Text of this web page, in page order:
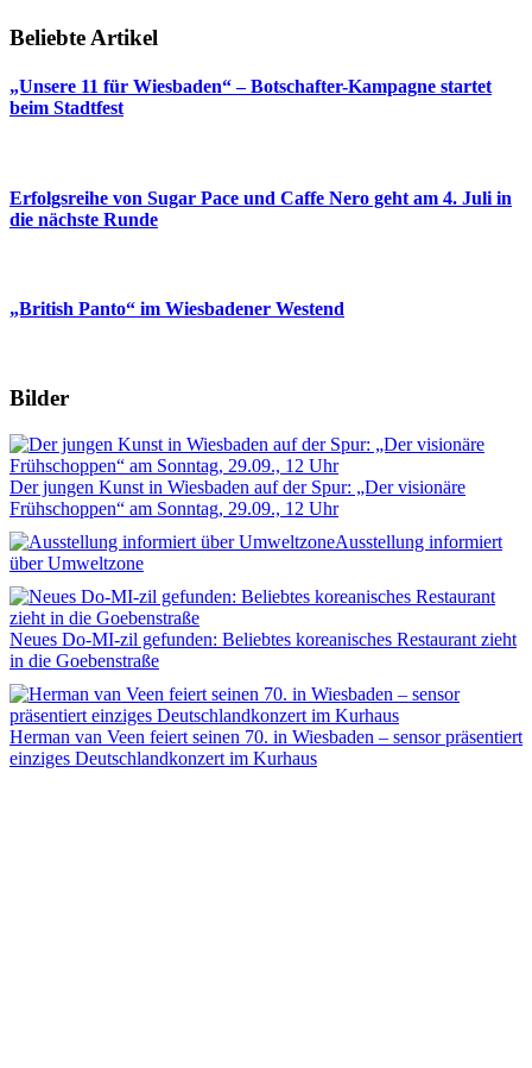
Beliebte Artikel
„Unsere 11 für Wiesbaden“ – Botschafter-Kampagne startet
beim Stadtfest
Erfolgsreihe von Sugar Pace und Caffe Nero geht am 4. Juli in
die nächste Runde
„British Panto“ im Wiesbadener Westend
Bilder
Der jungen Kunst in Wiesbaden auf der Spur: „Der visionäre
Frühschoppen“ am Sonntag, 29.09., 12 Uhr
Ausstellung informiert
über Umweltzone
Neues Do-MI-zil gefunden: Beliebtes koreanisches Restaurant zieht
in die Goebenstraße
Herman van Veen feiert seinen 70. in Wiesbaden – sensor präsentiert
einziges Deutschlandkonzert im Kurhaus